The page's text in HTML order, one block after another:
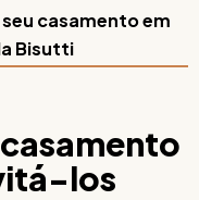
casamento em
Bisutti
los